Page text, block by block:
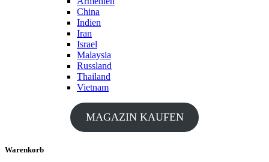
China
Indien
Iran
Israel
Malaysia
Russland
Thailand
Vietnam
MAGAZIN KAUFEN
Warenkorb